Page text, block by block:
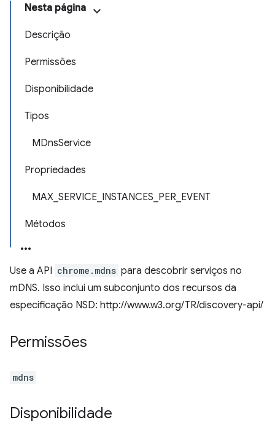
Nesta página
Descrição
Permissões
Disponibilidade
Tipos
MDnsService
Propriedades
MAX_SERVICE_INSTANCES_PER_EVENT
Métodos
Use a API chrome.mdns para descobrir serviços no
mDNS. Isso inclui um subconjunto dos recursos da
especificação NSD: http://www.w3.org/TR/discovery-api/
Permissões
mdns
Disponibilidade